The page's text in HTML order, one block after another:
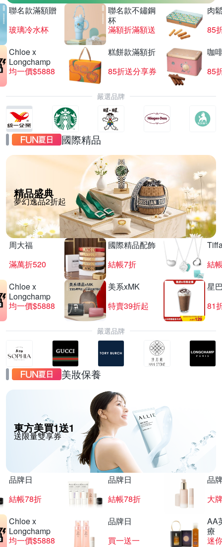
聯名款滿額贈
玻璃冷水杯
聯名款不鏽鋼
杯
滿額折滿額送
肉
85
Chloe x
Longchamp
均一價$5888
糕餅款滿額折
85折送分享券
咖
85
嚴選品牌
國際精品
精品盛典
夢幻逸品2折起
周大福
滿萬折520
國際精品配飾
結帳7折
結
Chloe x
Longchamp
均一價$5888
美系xMK
特賣39折起
星
81
嚴選品牌
美妝保養
東方美買1送1
送限量雙享券
品牌日
結帳78折
品牌日
結帳78折
品
大
Chloe x
Longchamp
均一價$5888
品牌日
買一送一
AA
療